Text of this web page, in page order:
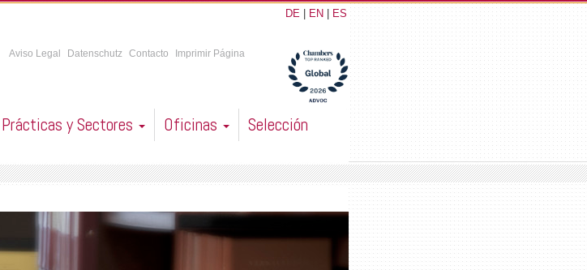
DE EN ES
Aviso Legal Datenschutz Contacto Imprimir Página
Prácticas y Sectores Oficinas Selección